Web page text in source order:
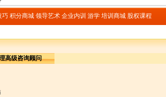
巧 积分商城 领导艺术 企业内训 游学 培训商城 股权课程
高级咨询顾问